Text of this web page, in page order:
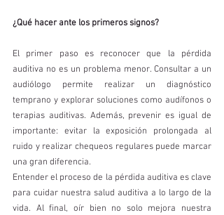
¿Qué hacer ante los primeros signos?
El primer paso es reconocer que la pérdida
auditiva no es un problema menor. Consultar a un
audiólogo permite realizar un diagnóstico
temprano y explorar soluciones como audífonos o
terapias auditivas. Además, prevenir es igual de
importante: evitar la exposición prolongada al
ruido y realizar chequeos regulares puede marcar
una gran diferencia.
Entender el proceso de la pérdida auditiva es clave
para cuidar nuestra salud auditiva a lo largo de la
vida. Al final, oír bien no solo mejora nuestra